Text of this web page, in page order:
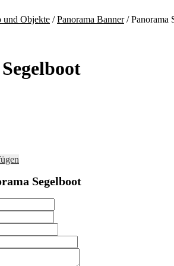
und Objekte /Panorama Banner/Panorama
Segelboot